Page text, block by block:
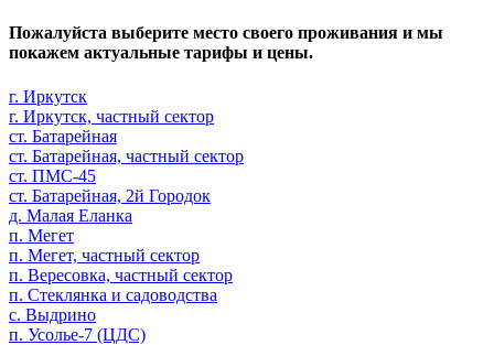
Пожалуйста выберите место своего проживания и мы
покажем актуальные тарифы и цены.
г. Иркутск
г. Иркутск, частный сектор
ст. Батарейная
ст. Батарейная, частный сектор
ст. ПМС-45
ст. Батарейная, 2й Городок
д. Малая Еланка
п. Мегет
п. Мегет, частный сектор
п. Вересовка, частный сектор
п. Стеклянка и садоводства
с. Выдрино
п. Усолье-7 (ЦДС)